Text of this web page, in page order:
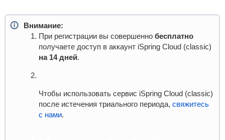
Внимание:
При регистрации вы совершенно бесплатно
получаете доступ в аккаунт iSpring Cloud (classic)
на 14 дней.
Чтобы использовать сервис iSpring Cloud (classic)
после истечения триального периода, свяжитесь
с нами.